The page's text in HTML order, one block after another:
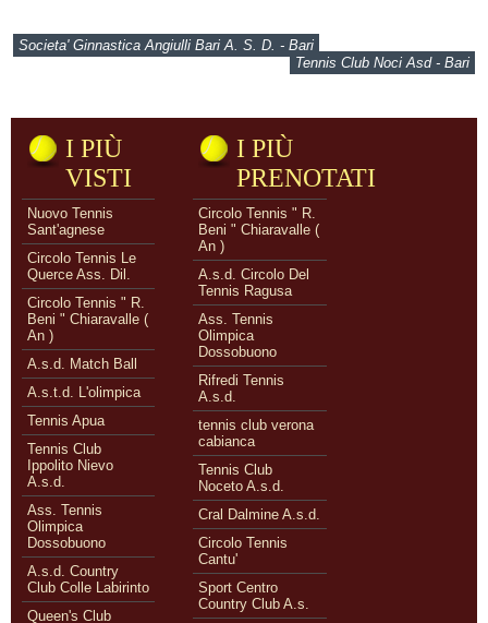
Societa' Ginnastica Angiulli Bari A. S. D. - Bari
Tennis Club Noci Asd - Bari
I PIÙ
VISTI
Nuovo Tennis
Sant'agnese
Circolo Tennis Le
Querce Ass. Dil.
Circolo Tennis " R.
Beni " Chiaravalle (
An )
A.s.d. Match Ball
A.s.t.d. L'olimpica
Tennis Apua
Tennis Club
Ippolito Nievo
A.s.d.
Ass. Tennis
Olimpica
Dossobuono
A.s.d. Country
Club Colle Labirinto
Queen's Club
I PIÙ
PRENOTATI
Circolo Tennis " R.
Beni " Chiaravalle (
An )
A.s.d. Circolo Del
Tennis Ragusa
Ass. Tennis
Olimpica
Dossobuono
Rifredi Tennis
A.s.d.
tennis club verona
cabianca
Tennis Club
Noceto A.s.d.
Cral Dalmine A.s.d.
Circolo Tennis
Cantu'
Sport Centro
Country Club A.s.